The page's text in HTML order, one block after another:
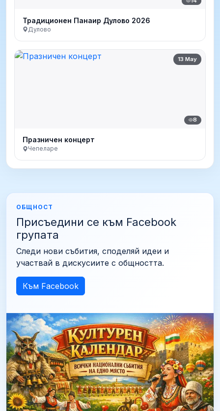
Традиционен Панаир Дулово 2026
Дулово
13 May
8
Празничен концерт
Чепеларе
ОБЩНОСТ
Присъедини се към Facebook
групата
Следи нови събития, споделяй идеи и
участвай в дискусиите с общността.
Към Facebook